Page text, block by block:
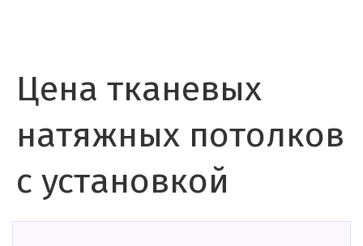
Цена тканевых
натяжных потолков
с установкой